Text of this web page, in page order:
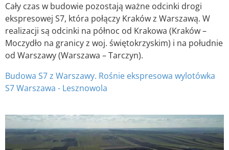
Cały czas w budowie pozostają ważne odcinki drogi
ekspresowej S7, która połączy Kraków z Warszawą. W
realizacji są odcinki na północ od Krakowa (Kraków –
Moczydło na granicy z woj. świętokrzyskim) i na południe
od Warszawy (Warszawa – Tarczyn).
Budowa S7 z Warszawy. Rośnie ekspresowa wylotówka
S7 Warszawa - Lesznowola